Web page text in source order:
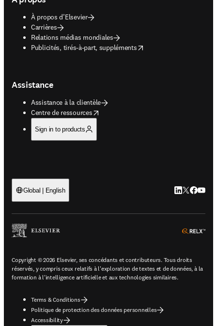
À propos d’Elsevier
Carrières
Relations médias mondiales
Publicités, tirés-à-part, suppléments
opens in new tab/window
Assistance
Assistance à la clientèle
Centre de ressources
opens in new tab/window
Sign in to products
Global | English LinkedIn
Twitter
Copyright © 2026 Elsevier, ses concédants et contributeurs. Tous droits
réservés, y compris ceux relatifs à l'exploration de textes et de données, à la
formation à l'intelligence artificielle et aux technologies similaires.
Terms & Conditions
Politique de protection des données personnelles
Accessibility